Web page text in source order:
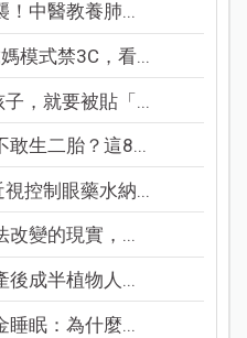
！中醫教養肺...
模式禁3C，看...
，就要被貼「...
敢生二胎？這8...
控制眼藥水納...
改變的現實，...
後成半植物人...
睡眠：為什麼...